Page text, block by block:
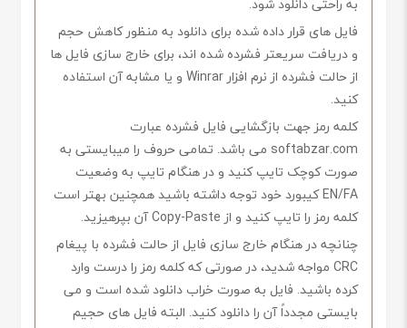
فایل های قرار داده شده برای دانلود به منظور کاهش حجم
و دریافت سریعتر فشرده شده اند، برای خارج سازی فایل ها
از حالت فشرده از نرم افزار Winrar و یا مشابه آن استفاده
کنید.
کلمه رمز جهت بازگشایی فایل فشرده عبارت
softabzar.com می باشد. تمامی حروف را میبایستی به
صورت کوچک تایپ کنید و در هنگام تایپ به وضعیت
EN/FA کیبورد خود توجه داشته باشید همچنین بهتر است
کلمه رمز را تایپ کنید و از Copy-Paste آن بپرهیزید.
چنانچه در هنگام خارج سازی فایل از حالت فشرده با پیغام
CRC مواجه شدید، در صورتی که کلمه رمز را درست وارد
کرده باشید. فایل به صورت خراب دانلود شده است و می
بایستی مجدداً آن را دانلود کنید. البته فایل های حجیم